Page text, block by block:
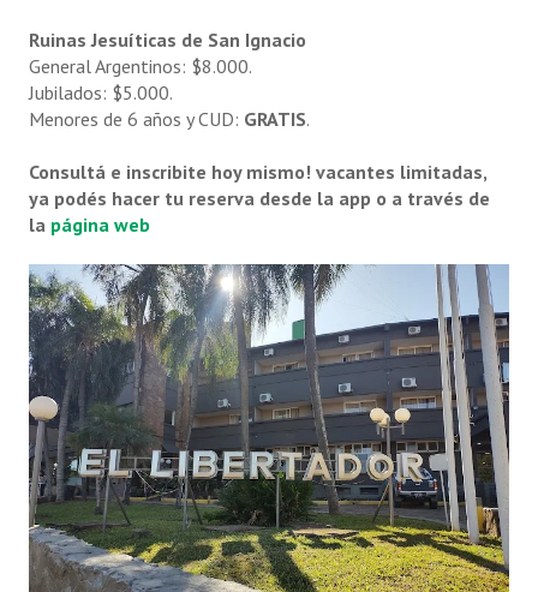
Ruinas Jesuíticas de San Ignacio
General Argentinos: $8.000.
Jubilados: $5.000.
Menores de 6 años y CUD: GRATIS.
Consultá e inscribite hoy mismo! vacantes limitadas,
ya podés hacer tu reserva desde la app o a través de
la página web